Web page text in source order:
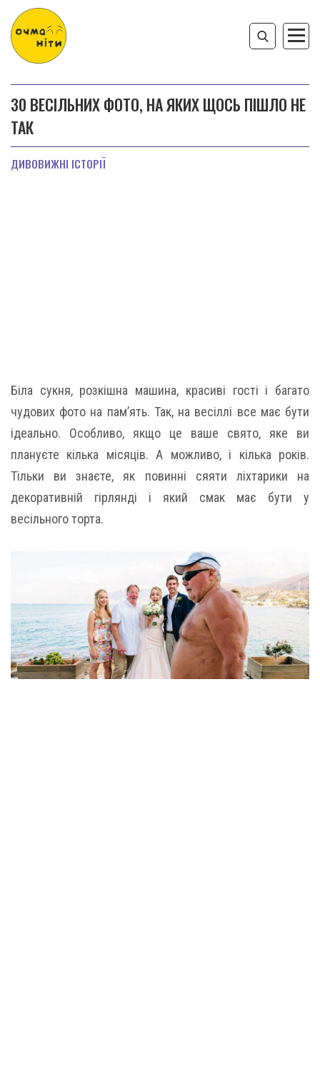
30 ВЕСІЛЬНИХ ФОТО, НА ЯКИХ ЩОСЬ ПІШЛО НЕ
ТАК
ДИВОВИЖНІ ІСТОРІЇ
Біла сукня, розкішна машина, красиві гості і багато
чудових фото на пам’ять. Так, на весіллі все має бути
ідеально. Особливо, якщо це ваше свято, яке ви
плануєте кілька місяців. А можливо, і кілька років.
Тільки ви знаєте, як повинні сяяти ліхтарики на
декоративній гірлянді і який смак має бути у
весільного торта.